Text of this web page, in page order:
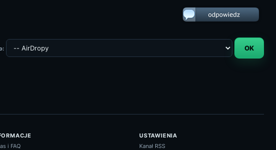
i FAQ
USTAWIENIA
Kanał RSS